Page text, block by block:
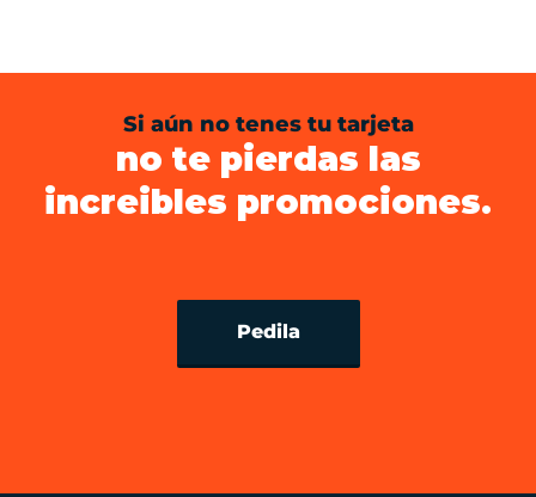
Si aún no tenes tu tarjeta
no te pierdas las
increibles promociones.
Pedila